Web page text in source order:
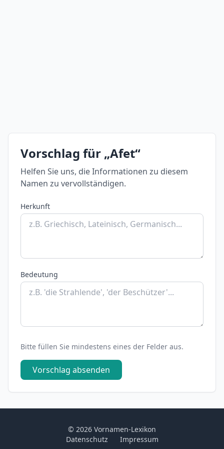
Vorschlag für „Afet“
Helfen Sie uns, die Informationen zu diesem
Namen zu vervollständigen.
Herkunft
Bedeutung
Bitte füllen Sie mindestens eines der Felder aus.
Vorschlag absenden
© 2026 Vornamen-Lexikon
Datenschutz
Impressum